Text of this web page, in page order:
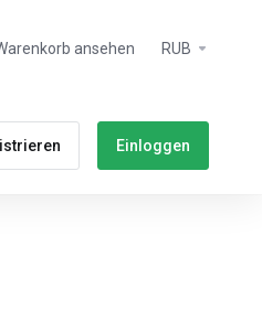
ansehen RUB
Einloggen